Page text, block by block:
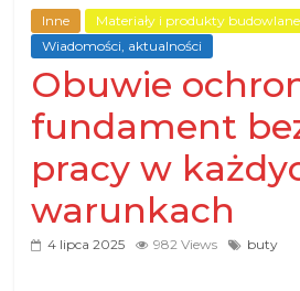
budowlanej
Inne
Materiały i produkty budowlane
Wiadomości, aktualności
Obuwie
fundament
pracy w
warunkach
4 lipca 2025 982 Views buty